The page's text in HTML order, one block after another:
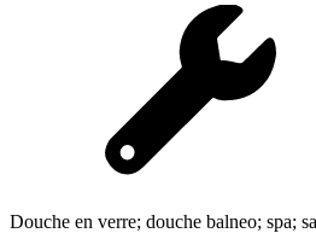
Douche en verre; douche balneo; spa;